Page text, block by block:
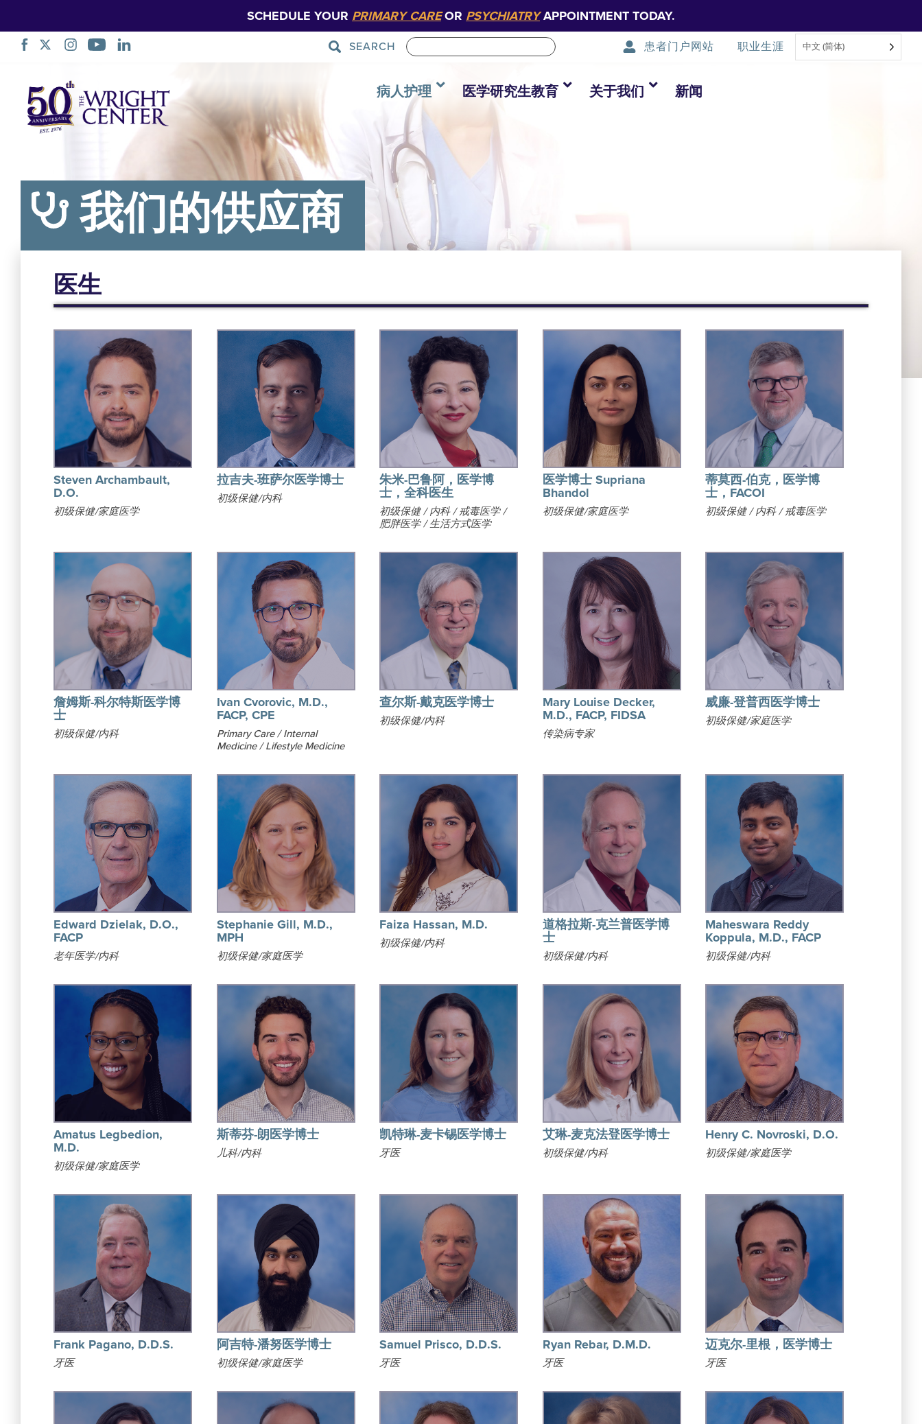
SCHEDULE YOUR PRIMARY CAREOR PSYCHIATRYAPPOINTMENT TODAY.
SEARCH 患者门户网站 职业生涯 中文 (简体)
过
导
病人护理 医学研究生教育 关于我们 新闻
我们的供应商
医生
Steven Archambault,
D.O.
初级保健/家庭医学
拉吉夫-班萨尔医学博士
初级保健/内科
朱米-巴鲁阿，医学博
士，全科医生
初级保健 / 内科 / 戒毒医学 /
肥胖医学 / 生活方式医学
医学博士 Supriana
Bhandol
初级保健/家庭医学
蒂莫西-伯克，医学博
士，FACOI
初级保健 / 内科 / 戒毒医学
詹姆斯-科尔特斯医学博
士
初级保健/内科
Ivan Cvorovic, M.D.,
FACP, CPE
Primary Care / Internal
Medicine / Lifestyle Medicine
查尔斯-戴克医学博士
初级保健/内科
Mary Louise Decker,
M.D., FACP, FIDSA
传染病专家
威廉-登普西医学博士
初级保健/家庭医学
Edward Dzielak, D.O.,
FACP
老年医学/内科
Stephanie Gill, M.D.,
MPH
初级保健/家庭医学
Faiza Hassan, M.D.
初级保健/内科
道格拉斯-克兰普医学博
士
初级保健/内科
Maheswara Reddy
Koppula, M.D., FACP
初级保健/内科
Amatus Legbedion,
M.D.
初级保健/家庭医学
斯蒂芬-朗医学博士
儿科/内科
凯特琳-麦卡锡医学博士
牙医
艾琳-麦克法登医学博士
初级保健/内科
Henry C. Novroski, D.O.
初级保健/家庭医学
Frank Pagano, D.D.S.
牙医
阿吉特-潘努医学博士
初级保健/家庭医学
Samuel Prisco, D.D.S.
牙医
Ryan Rebar, D.M.D.
牙医
迈克尔-里根，医学博士
牙医